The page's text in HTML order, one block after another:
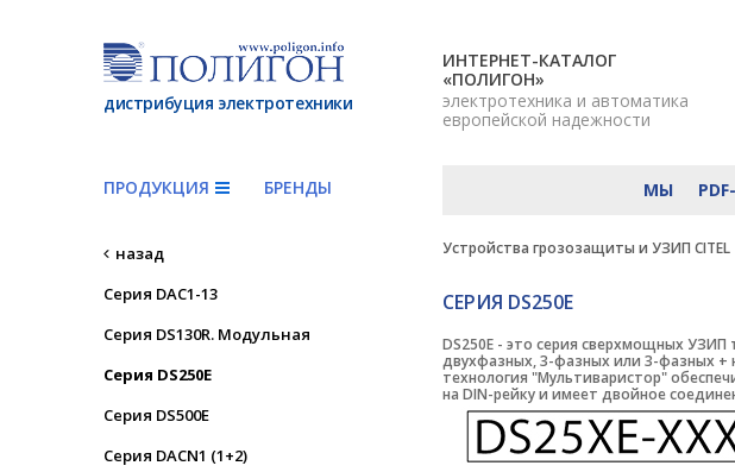
дистрибуция электротехники
ИНТЕРНЕТ-КАТАЛОГ
«ПОЛИГОН»
электротехника и автоматика
европейской надежности
ПРОДУКЦИЯ БРЕНДЫ МЫ
назад
Серия DAC1-13
Серия DS130R. Модульная
Серия DS250E
Серия DS500E
Серия DACN1 (1+2)
Устройства грозозащиты и УЗИП CITEL
СЕРИЯ DS250E
DS250E - это серия сверхмощных
двухфазных, 3-фазных или 3-фазных
технология "Мультиваристор"
на DIN-рейку и имеет двойное